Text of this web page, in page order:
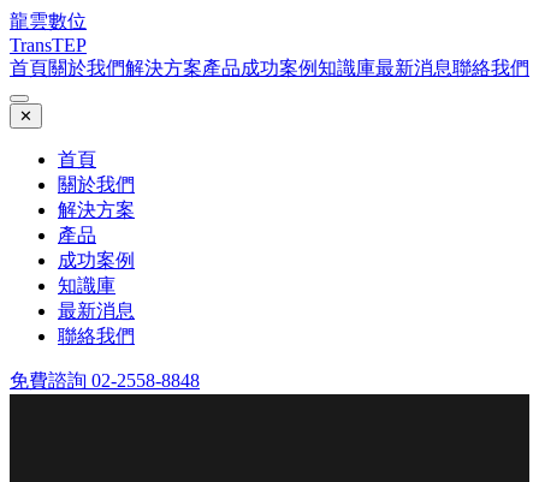
龍雲數位
TransTEP
首頁關於我們解決方案產品成功案例知識庫最新消息聯絡我們
✕
首頁
關於我們
解決方案
產品
成功案例
知識庫
最新消息
聯絡我們
免費諮詢 02-2558-8848